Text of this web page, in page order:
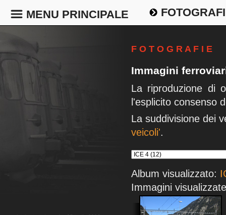
MENU PRINCIPALE
F O T O G R A F I E
Immagini
La riproduzione di
l'esplicito consenso
La suddivisione dei
veicoli'.
Album visualizzato:
Immagini